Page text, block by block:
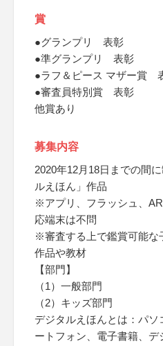
賞
●グランプリ 表彰
●準グランプリ 表彰
●ラフ＆ピース マザー賞
●審査員特別賞 表彰
他賞あり
募集内容
2020年12月18日までの間
ルえほん」作品
※アプリ、フラッシュ、
応端末は不問
※審査する上で鑑賞可能な
作品や教材
【部門】
（1）一般部門
（2）キッズ部門
デジタルえほんとは：パ
ートフォン、電子書籍、